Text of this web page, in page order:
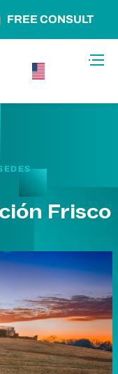
FREE CONSULT
Frisco